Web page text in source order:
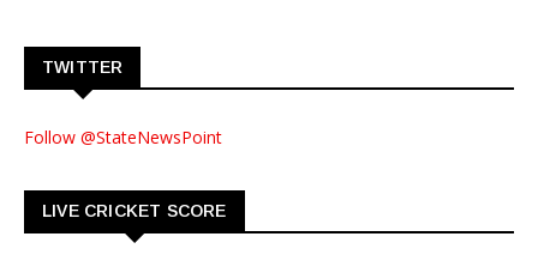
TWITTER
Follow @StateNewsPoint
LIVE CRICKET SCORE